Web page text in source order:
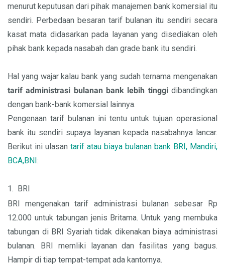
menurut keputusan dari pihak manajemen bank komersial itu
sendiri. Perbedaan besaran tarif bulanan itu sendiri secara
kasat mata didasarkan pada layanan yang disediakan oleh
pihak bank kepada nasabah dan grade bank itu sendiri.
Hal yang wajar kalau bank yang sudah ternama mengenakan
tarif administrasi bulanan bank lebih tinggidibandingkan
dengan bank-bank komersial lainnya.
Pengenaan tarif bulanan ini tentu untuk tujuan operasional
bank itu sendiri supaya layanan kepada nasabahnya lancar.
Berikut ini ulasan tarif atau biaya bulanan bank BRI, Mandiri,
BCA,BNI:
1. BRI
BRI mengenakan tarif administrasi bulanan sebesar Rp
12.000 untuk tabungan jenis Britama. Untuk yang membuka
tabungan di BRI Syariah tidak dikenakan biaya administrasi
bulanan. BRI memliki layanan dan fasilitas yang bagus.
Hampir di tiap tempat-tempat ada kantornya.